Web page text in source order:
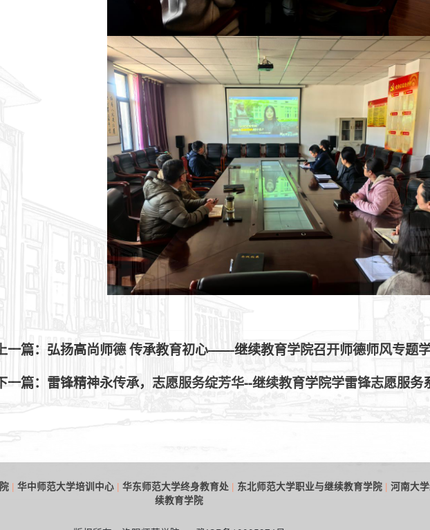
一篇：弘扬高尚师德 传承教育初心——继续教育学院召开师德师风专题
一篇：雷锋精神永传承，志愿服务绽芳华--继续教育学院学雷锋志愿服务
| 华中师范大学培训中心 | 华东师范大学终身教育处 | 东北师范大学职业与继续教育学院 | 河南大
续教育学院